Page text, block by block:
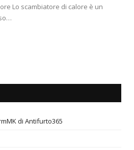
Lo scambiatore di calore è un
di Antifurto365